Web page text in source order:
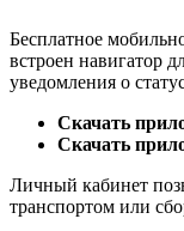
Бесплатное
встроен навигатор
уведомления о
Скачать
Скачать
Личный кабинет
транспортом или